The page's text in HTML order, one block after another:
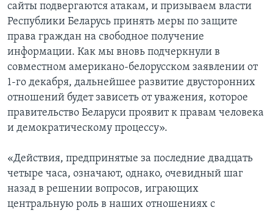
сайты подвергаются атакам, и призываем власти
Республики Беларусь принять меры по защите
права граждан на свободное получение
информации. Как мы вновь подчеркнули в
совместном американо-белорусском заявлении от
1-го декабря, дальнейшее развитие двусторонних
отношений будет зависеть от уважения, которое
правительство Беларуси проявит к правам человека
и демократическому процессу».
«Действия, предпринятые за последние двадцать
четыре часа, означают, однако, очевидный шаг
назад в решении вопросов, играющих
центральную роль в наших отношениях с